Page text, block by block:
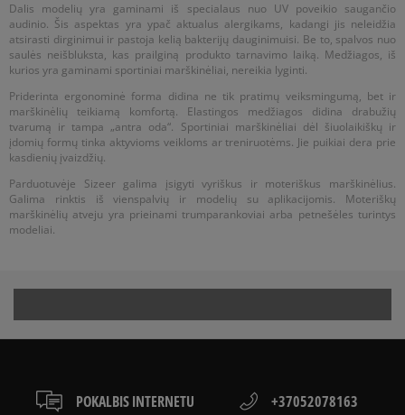
Dalis modelių yra gaminami iš specialaus nuo UV poveikio saugančio
audinio. Šis aspektas yra ypač aktualus alergikams, kadangi jis neleidžia
atsirasti dirginimui ir pastoja kelią bakterijų dauginimuisi. Be to, spalvos nuo
saulės neišbluksta, kas prailginą produkto tarnavimo laiką. Medžiagos, iš
kurios yra gaminami sportiniai marškinėliai, nereikia lyginti.
Priderinta ergonominė forma didina ne tik pratimų veiksmingumą, bet ir
marškinėlių teikiamą komfortą. Elastingos medžiagos didina drabužių
tvarumą ir tampa „antra oda“. Sportiniai marškinėliai dėl šiuolaikiškų ir
įdomių formų tinka aktyvioms veikloms ar treniruotėms. Jie puikiai dera prie
kasdienių įvaizdžių.
Parduotuvėje Sizeer galima įsigyti vyriškus ir moteriškus marškinėlius.
Galima rinktis iš vienspalvių ir modelių su aplikacijomis. Moteriškų
marškinėlių atveju yra prieinami trumparankoviai arba petnešėles turintys
modeliai.
POKALBIS INTERNETU +37052078163